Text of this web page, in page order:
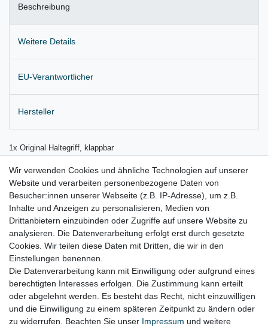
Beschreibung
Weitere Details
EU-Verantwortlicher
Hersteller
1x Original Haltegriff, klappbar
Einbauposition: vorne links oder rechts
Farbe: grau
Lieferung wie abgebildet
Jeep Grand Cherokee IV Bj. 2010 – 2017
Lieferzeit etwa 1 bis 3 Werktage
Wir verwenden Cookies und ähnliche Technologien auf unserer
Website und verarbeiten personenbezogene Daten von
Besucher:innen unserer Webseite (z.B. IP-Adresse), um z.B.
Inhalte und Anzeigen zu personalisieren, Medien von
Drittanbietern einzubinden oder Zugriffe auf unsere Website zu
analysieren. Die Datenverarbeitung erfolgt erst durch gesetzte
Cookies. Wir teilen diese Daten mit Dritten, die wir in den
Einstellungen benennen.
Die Datenverarbeitung kann mit Einwilligung oder aufgrund eines
berechtigten Interesses erfolgen. Die Zustimmung kann erteilt
oder abgelehnt werden. Es besteht das Recht, nicht einzuwilligen
und die Einwilligung zu einem späteren Zeitpunkt zu ändern oder
zu widerrufen. Beachten Sie unser Impressum und weitere